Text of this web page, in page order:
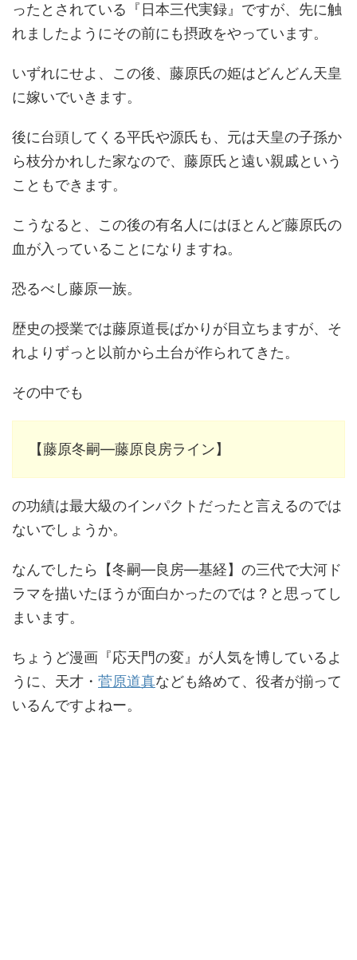
ったとされている『日本三代実録』ですが、先に触
れましたようにその前にも摂政をやっています。
いずれにせよ、この後、藤原氏の姫はどんどん天皇
に嫁いでいきます。
後に台頭してくる平氏や源氏も、元は天皇の子孫か
ら枝分かれした家なので、藤原氏と遠い親戚という
こともできます。
こうなると、この後の有名人にはほとんど藤原氏の
血が入っていることになりますね。
恐るべし藤原一族。
歴史の授業では藤原道長ばかりが目立ちますが、そ
れよりずっと以前から土台が作られてきた。
その中でも
【藤原冬嗣―藤原良房ライン】
の功績は最大級のインパクトだったと言えるのでは
ないでしょうか。
なんでしたら【冬嗣―良房―基経】の三代で大河ド
ラマを描いたほうが面白かったのでは？と思ってし
まいます。
ちょうど漫画『応天門の変』が人気を博しているよ
うに、天才・ 菅原道真なども絡めて、役者が揃って
いるんですよねー。